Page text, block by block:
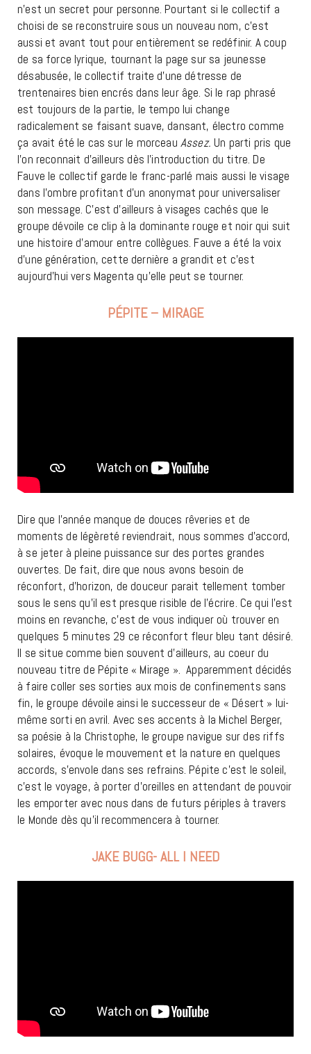
n’est un secret pour personne. Pourtant si le collectif a
choisi de se reconstruire sous un nouveau nom, c’est
aussi et avant tout pour entièrement se redéfinir. A coup
de sa force lyrique, tournant la page sur sa jeunesse
désabusée, le collectif traite d’une détresse de
trentenaires bien encrés dans leur âge. Si le rap phrasé
est toujours de la partie, le tempo lui change
radicalement se faisant suave, dansant, électro comme
ça avait été le cas sur le morceau Assez. Un parti pris que
l’on reconnait d’ailleurs dès l’introduction du titre. De
Fauve le collectif garde le franc-parlé mais aussi le visage
dans l’ombre profitant d’un anonymat pour universaliser
son message. C’est d’ailleurs à visages cachés que le
groupe dévoile ce clip à la dominante rouge et noir qui suit
une histoire d’amour entre collègues. Fauve a été la voix
d’une génération, cette dernière a grandit et c’est
aujourd’hui vers Magenta qu’elle peut se tourner.
PÉPITE – MIRAGE
Dire que l’année manque de douces rêveries et de
moments de légèreté reviendrait, nous sommes d’accord,
à se jeter à pleine puissance sur des portes grandes
ouvertes. De fait, dire que nous avons besoin de
réconfort, d’horizon, de douceur parait tellement tomber
sous le sens qu’il est presque risible de l’écrire. Ce qui l’est
moins en revanche, c’est de vous indiquer où trouver en
quelques 5 minutes 29 ce réconfort fleur bleu tant désiré.
Il se situe comme bien souvent d’ailleurs, au coeur du
nouveau titre de Pépite « Mirage ». Apparemment décidés
à faire coller ses sorties aux mois de confinements sans
fin, le groupe dévoile ainsi le successeur de « Désert » lui-
même sorti en avril. Avec ses accents à la Michel Berger,
sa poésie à la Christophe, le groupe navigue sur des riffs
solaires, évoque le mouvement et la nature en quelques
accords, s’envole dans ses refrains. Pépite c’est le soleil,
c’est le voyage, à porter d’oreilles en attendant de pouvoir
les emporter avec nous dans de futurs périples à travers
le Monde dès qu’il recommencera à tourner.
JAKE BUGG- ALL I NEED